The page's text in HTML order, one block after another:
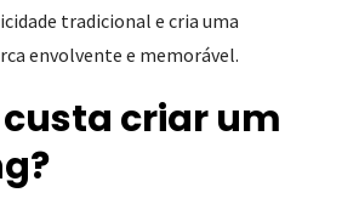
tradicional e cria uma
envolvente e memorável.
criar um